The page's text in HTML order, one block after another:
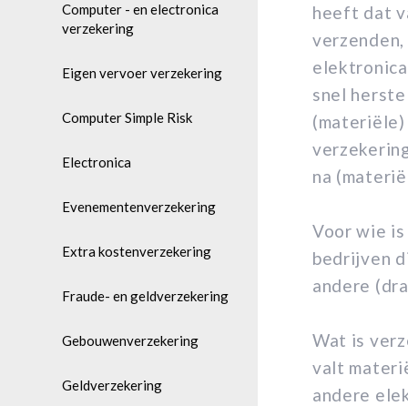
Computer - en electronica
verzekering
Eigen vervoer verzekering
Computer Simple Risk
Electronica
Evenementenverzekering
Extra kostenverzekering
Fraude- en geldverzekering
Gebouwenverzekering
Geldverzekering
heeft dat
snel
(materiële)
na
Voor wie
bedrijven
andere
Wat is
valt
andere